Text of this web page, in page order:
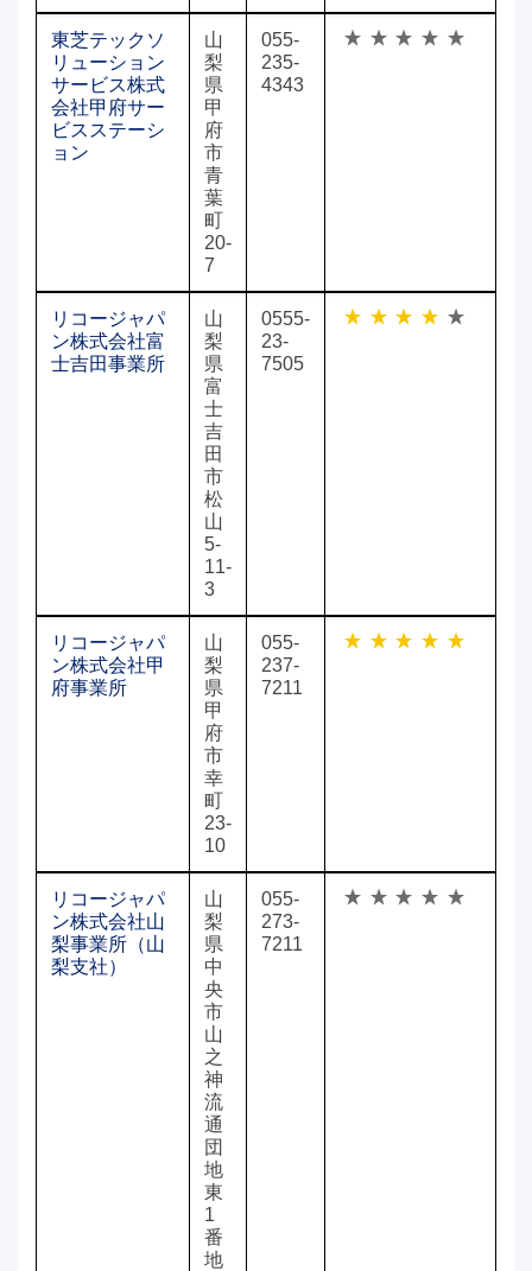
東芝テックソ
リューション
サービス株式
会社甲府サー
ビスステーシ
ョン
山
梨
県
甲
府
市
青
葉
町
20-
7
055-
235-
4343
リコージャパ
ン株式会社富
士吉田事業所
山
梨
県
富
士
吉
田
市
松
山
5-
11-
3
0555-
23-
7505
リコージャパ
ン株式会社甲
府事業所
山
梨
県
甲
府
市
幸
町
23-
10
055-
237-
7211
リコージャパ
ン株式会社山
梨事業所（山
梨支社）
山
梨
県
中
央
市
山
之
神
流
通
団
地
東
1
番
地
055-
273-
7211